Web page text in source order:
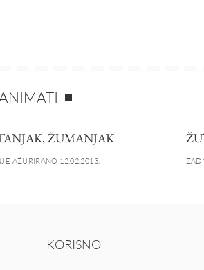
ŽUMANJAK
AŽURIRANO 12.02.2013.
KORISNO